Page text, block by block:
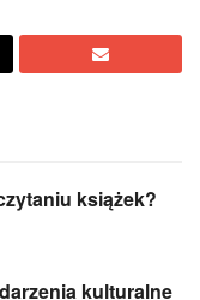
książek?
kulturalne